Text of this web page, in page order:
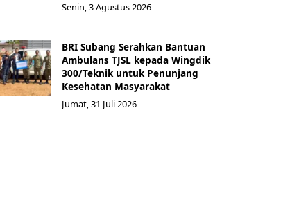
Senin, 3 Agustus 2026
BRI Subang Serahkan Bantuan
Ambulans TJSL kepada Wingdik
300/Teknik untuk Penunjang
Kesehatan Masyarakat ​
Jumat, 31 Juli 2026